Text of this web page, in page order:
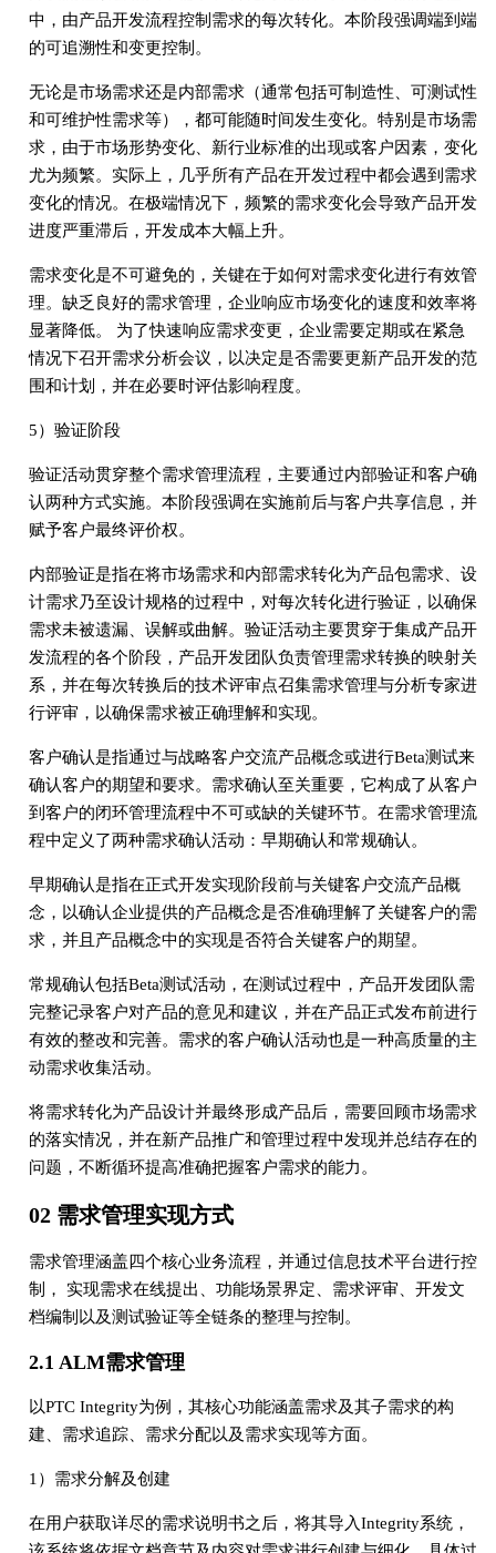
中，由产品开发流程控制需求的每次转化。本阶段强调端到端
的可追溯性和变更控制。
无论是市场需求还是内部需求（通常包括可制造性、可测试性
和可维护性需求等），都可能随时间发生变化。特别是市场需
求，由于市场形势变化、新行业标准的出现或客户因素，变化
尤为频繁。实际上，几乎所有产品在开发过程中都会遇到需求
变化的情况。在极端情况下，频繁的需求变化会导致产品开发
进度严重滞后，开发成本大幅上升。
需求变化是不可避免的，关键在于如何对需求变化进行有效管
理。缺乏良好的需求管理，企业响应市场变化的速度和效率将
显著降低。 为了快速响应需求变更，企业需要定期或在紧急
情况下召开需求分析会议，以决定是否需要更新产品开发的范
围和计划，并在必要时评估影响程度。
5）验证阶段
验证活动贯穿整个需求管理流程，主要通过内部验证和客户确
认两种方式实施。本阶段强调在实施前后与客户共享信息，并
赋予客户最终评价权。
内部验证是指在将市场需求和内部需求转化为产品包需求、设
计需求乃至设计规格的过程中，对每次转化进行验证，以确保
需求未被遗漏、误解或曲解。验证活动主要贯穿于集成产品开
发流程的各个阶段，产品开发团队负责管理需求转换的映射关
系，并在每次转换后的技术评审点召集需求管理与分析专家进
行评审，以确保需求被正确理解和实现。
客户确认是指通过与战略客户交流产品概念或进行Beta测试来
确认客户的期望和要求。需求确认至关重要，它构成了从客户
到客户的闭环管理流程中不可或缺的关键环节。在需求管理流
程中定义了两种需求确认活动：早期确认和常规确认。
早期确认是指在正式开发实现阶段前与关键客户交流产品概
念，以确认企业提供的产品概念是否准确理解了关键客户的需
求，并且产品概念中的实现是否符合关键客户的期望。
常规确认包括Beta测试活动，在测试过程中，产品开发团队需
完整记录客户对产品的意见和建议，并在产品正式发布前进行
有效的整改和完善。需求的客户确认活动也是一种高质量的主
动需求收集活动。
将需求转化为产品设计并最终形成产品后，需要回顾市场需求
的落实情况，并在新产品推广和管理过程中发现并总结存在的
问题，不断循环提高准确把握客户需求的能力。
02 需求管理实现方式
需求管理涵盖四个核心业务流程，并通过信息技术平台进行控
制， 实现需求在线提出、功能场景界定、需求评审、开发文
档编制以及测试验证等全链条的整理与控制。
2.1 ALM需求管理
以PTC Integrity为例，其核心功能涵盖需求及其子需求的构
建、需求追踪、需求分配以及需求实现等方面。
1）需求分解及创建
在用户获取详尽的需求说明书之后，将其导入Integrity系统，